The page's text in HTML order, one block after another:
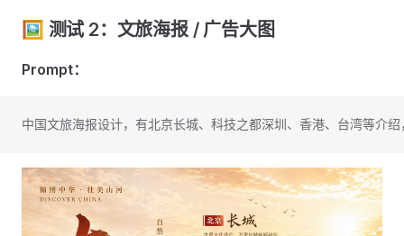
🖼️ 测试 2：文旅海报 / 广告大图
Prompt：
中国文旅海报设计，有北京长城、科技之都深圳、香港、台湾等介